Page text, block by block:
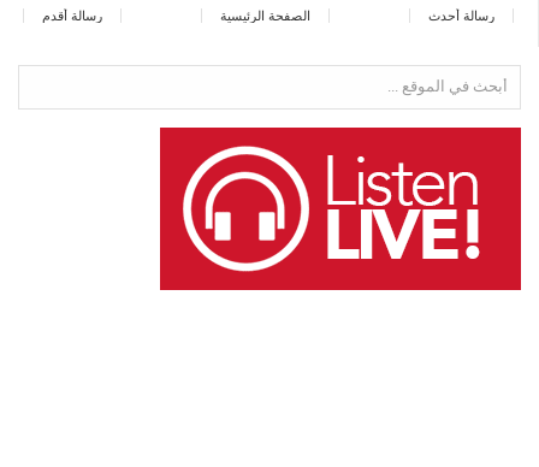
رسالة أحدث رسالة أقدم الصفحة الرئيسية